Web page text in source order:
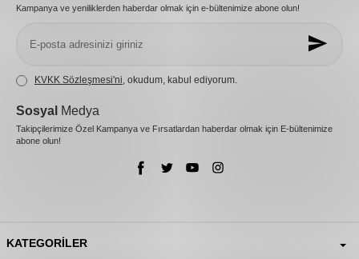
Kampanya ve yeniliklerden haberdar olmak için e-bültenimize abone olun!
KVKK Sözleşmesi'ni , okudum, kabul ediyorum.
Sosyal Medya
Takipçilerimize Özel Kampanya ve Fırsatlardan haberdar olmak için E-bültenimize
abone olun!
KATEGORILER